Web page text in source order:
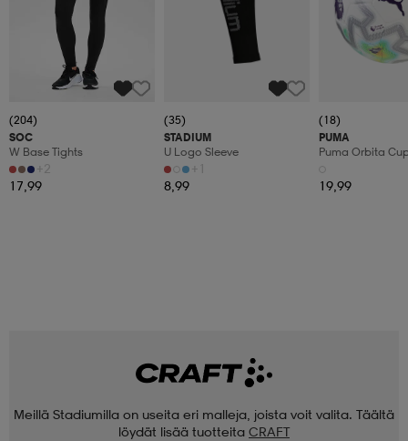
(204)
SOC
W Base Tights
+2
17,99
(35)
STADIUM
U Logo Sleeve
+1
8,99
(18)
PUMA
Puma Orbita
19,99
Meillä Stadiumilla on useita eri malleja, joista voit valita. Täältä
löydät lisää tuotteita CRAFT